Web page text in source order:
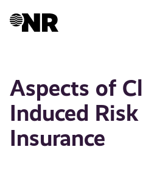
Aspects of
Induced
Insurance